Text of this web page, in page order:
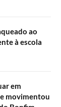
ao
à escola
em
movimentou